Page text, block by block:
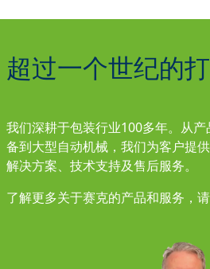
超过一个世纪的
我们深耕于包装行业100多年。从
备到大型自动机械，我们为客户提
解决方案、技术支持及售后服务。
了解更多关于赛克的产品和服务，